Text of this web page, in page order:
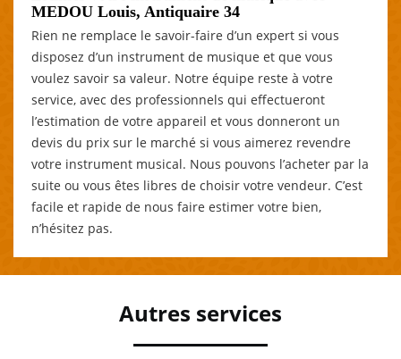
MEDOU Louis, Antiquaire 34
Rien ne remplace le savoir-faire d’un expert si vous
disposez d’un instrument de musique et que vous
voulez savoir sa valeur. Notre équipe reste à votre
service, avec des professionnels qui effectueront
l’estimation de votre appareil et vous donneront un
devis du prix sur le marché si vous aimerez revendre
votre instrument musical. Nous pouvons l’acheter par la
suite ou vous êtes libres de choisir votre vendeur. C’est
facile et rapide de nous faire estimer votre bien,
n’hésitez pas.
Autres services